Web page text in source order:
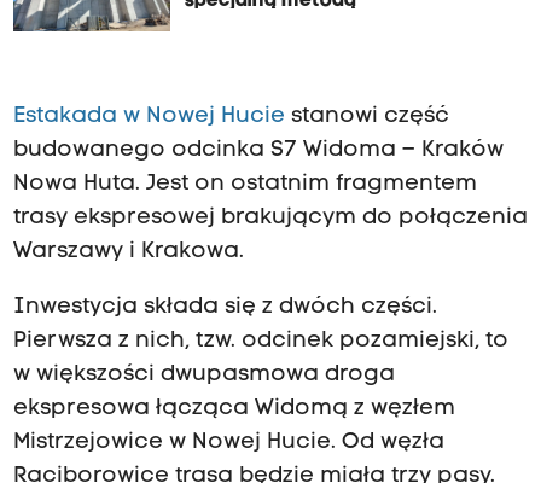
Estakada w Nowej Hucie stanowi część
budowanego odcinka S7 Widoma – Kraków
Nowa Huta. Jest on ostatnim fragmentem
trasy ekspresowej brakującym do połączenia
Warszawy i Krakowa.
Inwestycja składa się z dwóch części.
Pierwsza z nich, tzw. odcinek pozamiejski, to
w większości dwupasmowa droga
ekspresowa łącząca Widomą z węzłem
Mistrzejowice w Nowej Hucie. Od węzła
Raciborowice trasa będzie miała trzy pasy.